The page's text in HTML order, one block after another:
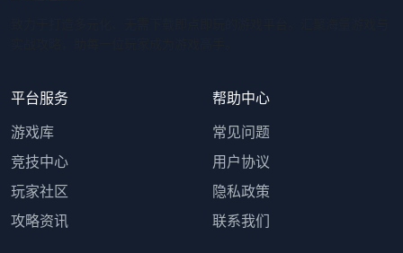
平台服务
游戏库
竞技中心
玩家社区
攻略资讯
帮助中心
常见问题
用户协议
隐私政策
联系我们